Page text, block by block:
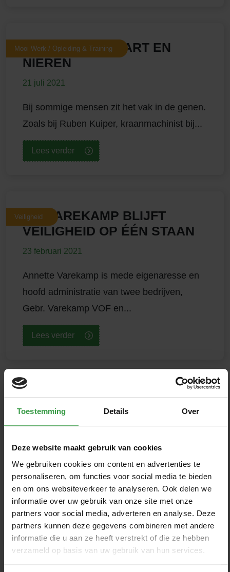
Toestemming Details Over
Deze website maakt gebruik van cookies
We gebruiken cookies om content en advertenties te
personaliseren, om functies voor social media te bieden
en om ons websiteverkeer te analyseren. Ook delen we
informatie over uw gebruik van onze site met onze
partners voor social media, adverteren en analyse. Deze
partners kunnen deze gegevens combineren met andere
informatie die u aan ze heeft verstrekt of die ze hebben
verzameld op basis van uw gebruik van hun services.
Mooi Werk / Opleiding & Training
MACHINIST IN HART EN
NIEREN
21 juli 2021
Bij sommige mensen zit het vak in de genen.
Zoals bij Ruben Kuiper, kraanmachinist bij...
Lees verder
Veiligheid
BIJ VAREKAMP BLIJFT
VEILIGHEID OP ÉÉN STAAN
23 februari 2021
Annette Varekamp is mede eigenaresse en
hoofd administratie van twee bedrijven,
Gebr. Varekamp VOF en...
Lees verder
WAT JE WEET, GEEF JE
DOOR
Gert en Annemieke Hartemink van
Loonbedrijf Hartemink in Sinderen hebben
altijd het belang van goede...